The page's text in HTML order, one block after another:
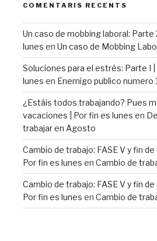
COMENTARIS RECENTS
Un caso de mobbing laboral: Parte
lunes en Un caso de Mobbing
Soluciones para el estrés: Parte I |
lunes en Enemigo publico numero
¿Estáis todos trabajando? Pues
vacaciones | Por fin es lunes en
trabajar en Agosto
Cambio de trabajo: FASE V y fin de
Por fin es lunes en Cambio de
Cambio de trabajo: FASE V y fin de
Por fin es lunes en Cambio de